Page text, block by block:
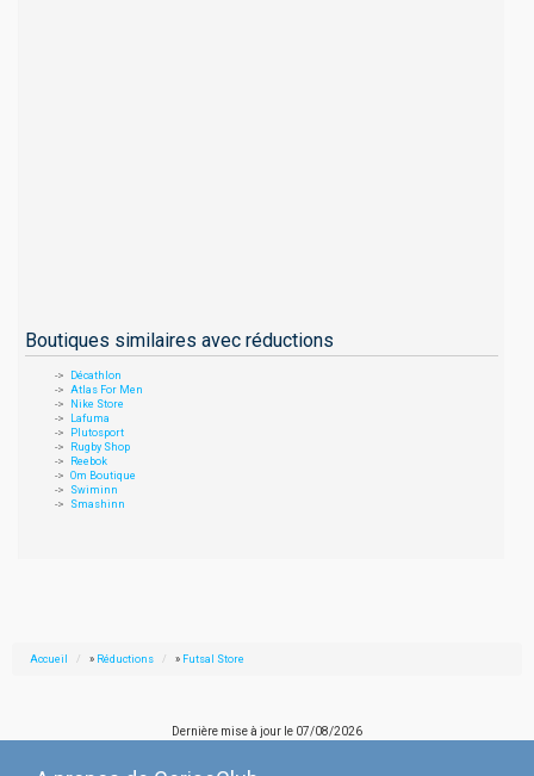
Boutiques similaires avec réductions
Décathlon
Atlas For Men
Nike Store
Lafuma
Plutosport
Rugby Shop
Reebok
Om Boutique
Swiminn
Smashinn
Accueil » Réductions » Futsal Store
Dernière mise à jour le 07/08/2026